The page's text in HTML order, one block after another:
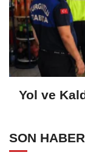
Yol ve
SON